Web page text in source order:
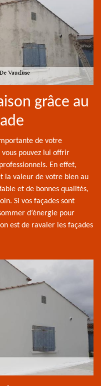
grâce au
de votre
pouvez lui offrir
En effet,
la valeur de votre bien au
et de bonnes qualités,
Si vos façades sont
d’énergie pour
est de ravaler les façades